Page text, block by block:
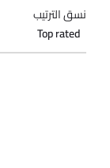
Top rated
نسق الترتيب